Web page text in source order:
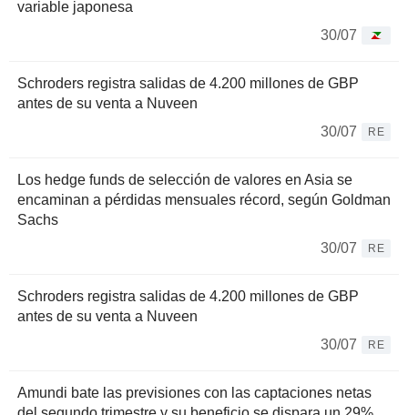
variable japonesa
30/07
Schroders registra salidas de 4.200 millones de GBP
antes de su venta a Nuveen
30/07
RE
Los hedge funds de selección de valores en Asia se
encaminan a pérdidas mensuales récord, según Goldman
Sachs
30/07
RE
Schroders registra salidas de 4.200 millones de GBP
antes de su venta a Nuveen
30/07
RE
Amundi bate las previsiones con las captaciones netas